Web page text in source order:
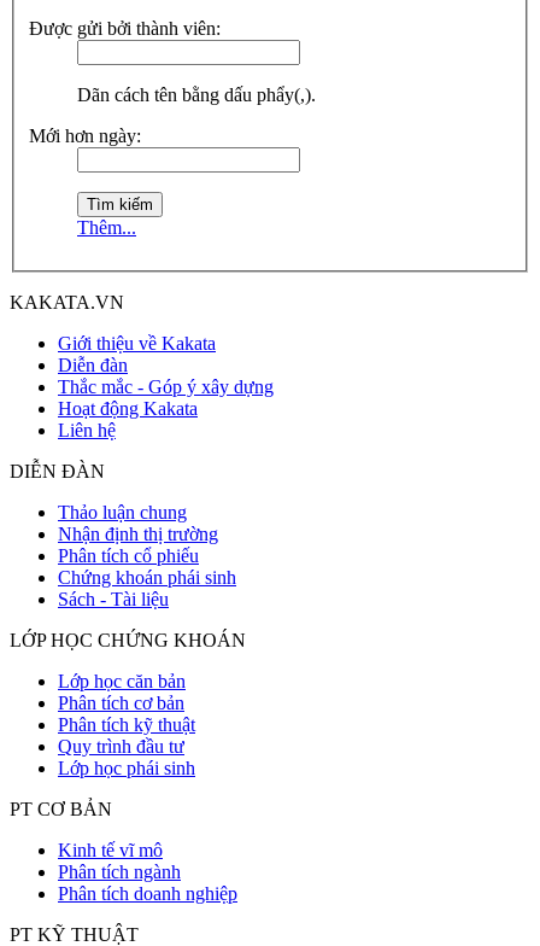
Được gửi bởi thành viên:
Dãn cách tên bằng dấu phẩy(,).
Mới hơn ngày:
Thêm...
KAKATA.VN
Giới thiệu về Kakata
Diễn đàn
Thắc mắc - Góp ý xây dựng
Hoạt động Kakata
Liên hệ
DIỄN ĐÀN
Thảo luận chung
Nhận định thị trường
Phân tích cổ phiếu
Chứng khoán phái sinh
Sách - Tài liệu
LỚP HỌC CHỨNG KHOÁN
Lớp học căn bản
Phân tích cơ bản
Phân tích kỹ thuật
Quy trình đầu tư
Lớp học phái sinh
PT CƠ BẢN
Kinh tế vĩ mô
Phân tích ngành
Phân tích doanh nghiệp
PT KỸ THUẬT